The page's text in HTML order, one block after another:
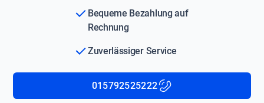
Bequeme Bezahlung auf
Rechnung
Zuverlässiger Service
015792525222